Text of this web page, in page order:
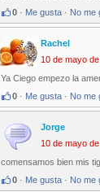
0 · Me gusta · No me
Rachel
10 de mayo
Ya Ciego empezo la
0 · Me gusta · No me
Jorge
10 de mayo
comensamos bien mis
0 · Me gusta · No me